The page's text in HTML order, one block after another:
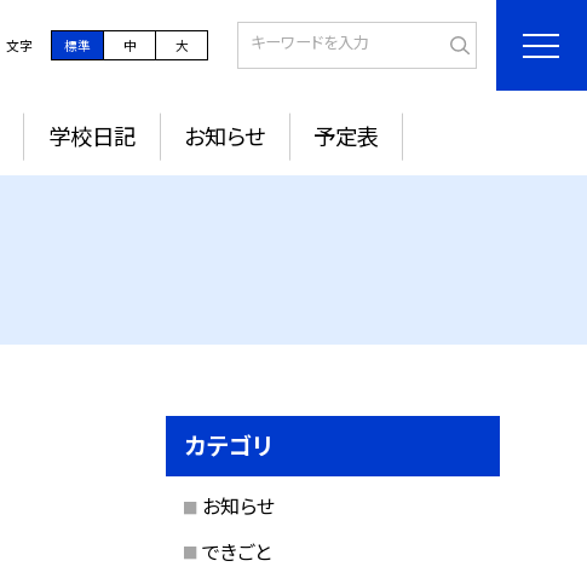
文字 標準 中 大
学校日記 お知らせ 予定表
カテゴリ
お知らせ
できごと